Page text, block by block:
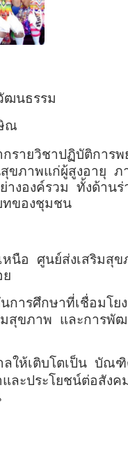
ฒนธรรม
ณ
รายวิชาปฏิบัติการพ
ขภาพแก่ผู้สูงอายุ ภ
งองค์รวม ทั้งด้านร่
ทของชุมชน
นือ ศูนย์ส่งเสริมสุข
ารศึกษาที่เชื่อมโย
สุขภาพ และการพั
ลให้เติบโตเป็น บัณ
ะประโยชน์ต่อสังค